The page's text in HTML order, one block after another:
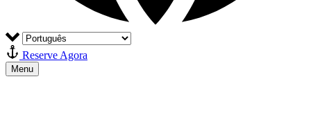
Reserve Agora
Menu